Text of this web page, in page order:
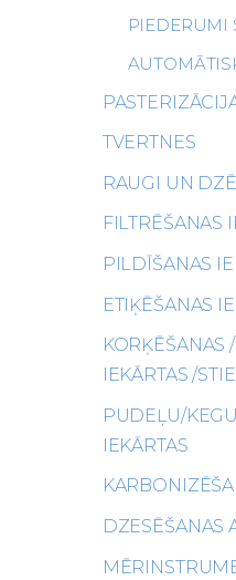
PIEDERUMI
TVERTNES
RAUGI UN
FILTRĒŠANAS
PILDĪŠANAS
ETIĶĒŠANAS
KORĶĒŠANAS
IEKĀRTAS /
PUDEĻU/
IEKĀRTAS
DZESĒŠANAS